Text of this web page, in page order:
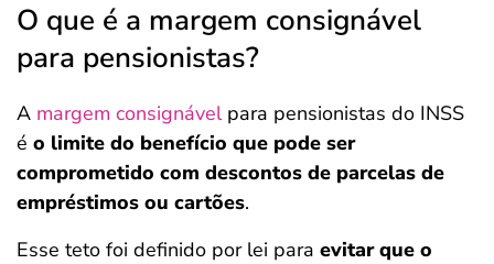
O que é a margem consignável
para pensionistas?
A margem consignávelpara pensionistas do INSS
é o limite do benefício que pode ser
comprometido com descontos de parcelas de
empréstimos ou cartões.
Esse teto foi definido por lei para evitar que o